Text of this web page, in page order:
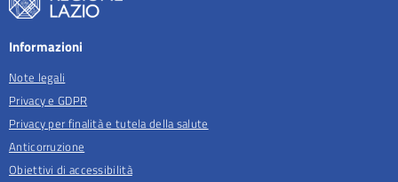
Informazioni
Note legali
Privacy e GDPR
Privacy per finalità e tutela della salute
Anticorruzione
Obiettivi di accessibilità